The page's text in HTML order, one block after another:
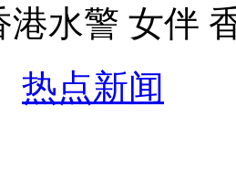
港水警 女伴
热点新闻